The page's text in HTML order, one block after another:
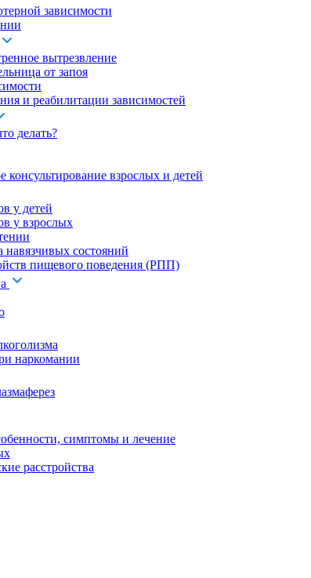
зависимости
вытрезвление
от запоя
и реабилитации зависимостей
делать?
консультирование взрослых и детей
у детей
у взрослых
навязчивых состояний
пищевого поведения (РПП)
наркомании
симптомы и лечение
расстройства